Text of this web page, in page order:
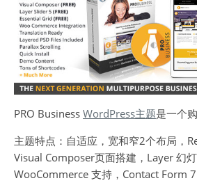
PRO Business WordPress主题是一个
主题特点：自适应，宽和窄2个布局，
Visual Composer页面搭建，Layer 幻
WooCommerce 支持，Contact Form